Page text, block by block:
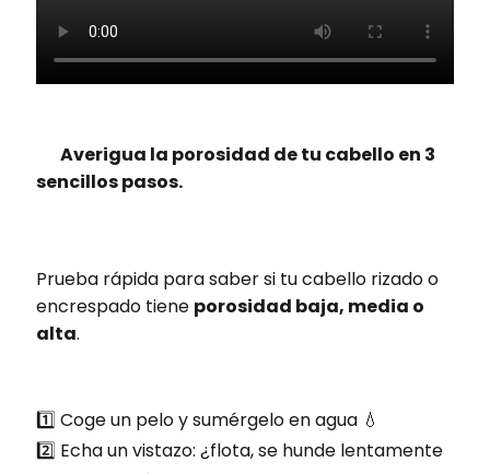
Averigua la porosidad de tu cabello en 3
sencillos pasos.
Prueba rápida para saber si tu cabello rizado o
encrespado tiene porosidad baja, media o
alta.
1️⃣ Coge un pelo y sumérgelo en agua 💧
2️⃣ Echa un vistazo: ¿flota, se hunde lentamente